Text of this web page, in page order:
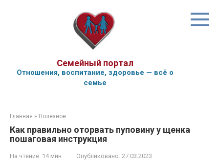
Семейный портал
Отношения, воспитание, здоровье — всё о
семье
Главная » Полезное
Как правильно оторвать пуповину у щенка
пошаговая инструкция
На чтение: 14 мин Опубликовано: 27.03.2023